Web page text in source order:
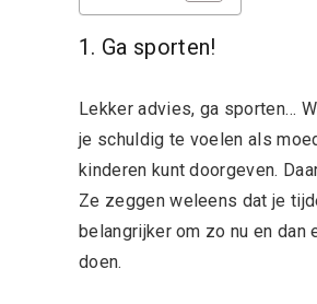
1. Ga sporten!
Lekker advies, ga sporten…
je schuldig te voelen als
kinderen kunt doorgeven.
Ze zeggen weleens dat je
belangrijker om zo nu en
doen.